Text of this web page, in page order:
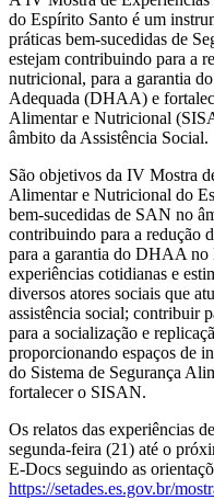
do Espírito Santo é um
práticas bem-sucedidas de
estejam contribuindo para a
nutricional, para a garantia
Adequada (DHAA) e
Alimentar e Nutricional
âmbito da Assistência Social.
São objetivos da IV Mostra
Alimentar e Nutricional do
bem-sucedidas de SAN no
contribuindo para a redução
para a garantia do DHAA no
experiências cotidianas e
diversos atores sociais que
assistência social; contribuir
para a socialização e
proporcionando espaços de
do Sistema de Segurança
fortalecer o SISAN.
Os relatos das experiências
segunda-feira (21) até o
E-Docs seguindo as
https://setades.es.gov.br/